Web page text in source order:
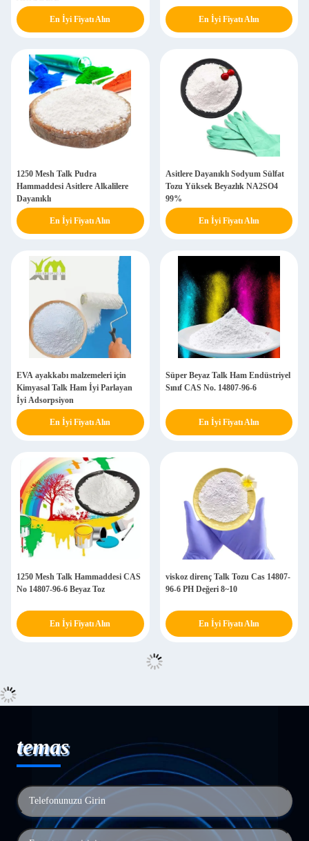
En İyi Fiyatı Alın En İyi Fiyatı Alın
1250 Mesh Talk Pudra
Hammaddesi Asitlere Alkalilere
Dayanıklı
En İyi Fiyatı Alın
Asitlere Dayanıklı Sodyum Sülfat
Tozu Yüksek Beyazlık NA2SO4
99%
En İyi Fiyatı Alın
EVA ayakkabı malzemeleri için
Kimyasal Talk Ham İyi Parlayan
İyi Adsorpsiyon
En İyi Fiyatı Alın
Süper Beyaz Talk Ham Endüstriyel
Sınıf CAS No. 14807-96-6
En İyi Fiyatı Alın
1250 Mesh Talk Hammaddesi CAS
No 14807-96-6 Beyaz Toz
En İyi Fiyatı Alın
viskoz direnç Talk Tozu Cas 14807-
96-6 PH Değeri 8~10
En İyi Fiyatı Alın
temas